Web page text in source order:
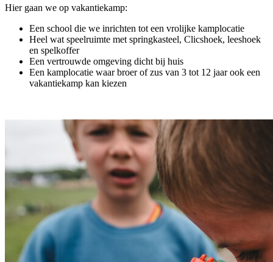
Hier gaan we op vakantiekamp:
Een school die we inrichten tot een vrolijke kamplocatie
Heel wat speelruimte met springkasteel, Clicshoek, leeshoek
en spelkoffer
Een vertrouwde omgeving dicht bij huis
Een kamplocatie waar broer of zus van 3 tot 12 jaar ook een
vakantiekamp kan kiezen